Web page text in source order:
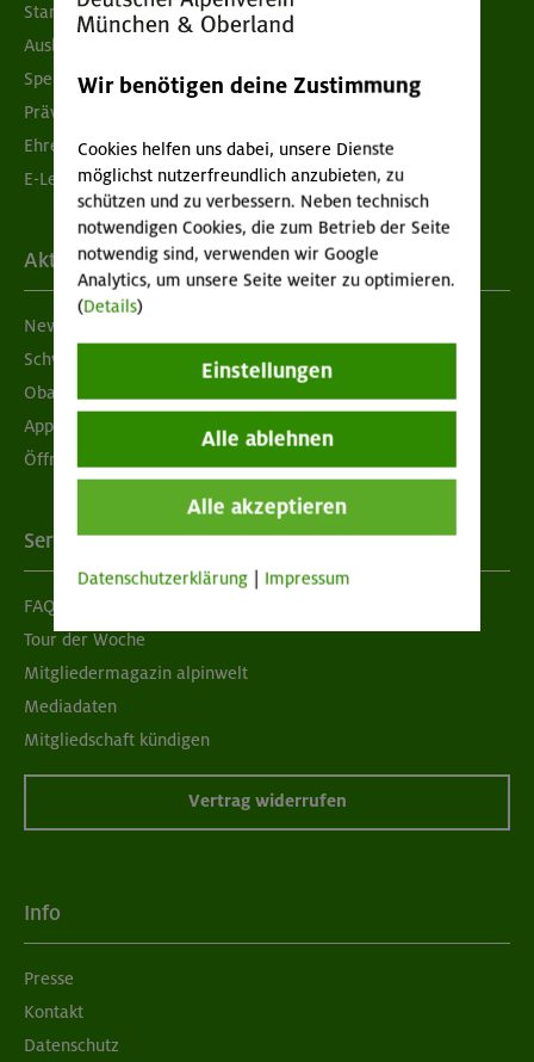
Standorte
Ausbildung & Jobs
Spenden
Prävention sexualisierter Gewalt
Ehrenamtsbörse
E-Learning
Aktuelles
Newsletter
Schwarzes Brett
Obacht geben!
App "Mein DAV+"
Öffnungszeiten
Services
FAQ
Tour der Woche
Mitgliedermagazin alpinwelt
Mediadaten
Mitgliedschaft kündigen
Vertrag widerrufen
Info
Presse
Kontakt
Datenschutz
Wir benötigen deine Zustimmung
Cookies helfen uns dabei, unsere Dienste
möglichst nutzerfreundlich anzubieten, zu
schützen und zu verbessern. Neben technisch
notwendigen Cookies, die zum Betrieb der Seite
notwendig sind, verwenden wir Google
Analytics, um unsere Seite weiter zu optimieren.
(Details)
Einstellungen
Alle ablehnen
Alle akzeptieren
Datenschutzerklärung Impressum